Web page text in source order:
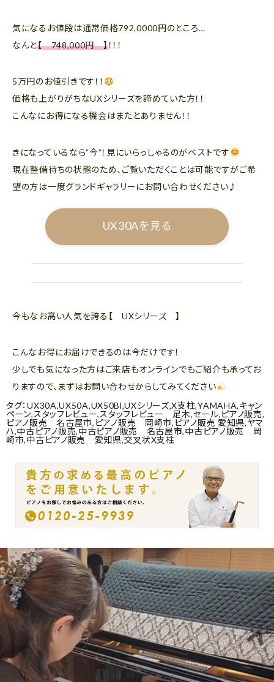
気になるお値段は通常価格792,0000円のところ…
なんと【 748,000円 】！！！
5万円のお値引きです！！
価格も上がりがちなUXシリーズを諦めていた方！！
こんなにお得になる機会はまたとありません！！
きになっているなら”今”！見にいらっしゃるのがベストです
現在整備待ちの状態のため、ご覧いただくことは可能ですがご希
望の方は一度グランドギャラリーにお問い合わせください♪
UX30Aを見る
今もなお高い人気を誇る【 UXシリーズ 】
こんなお得にお届けできるのは今だけです！
少しでも気になった方はご来店もオンラインでもご紹介も承ってお
りますので、まずはお問い合わせからしてみてください
タグ：UX30A,UX50A,UX50Bl,UXシリーズ,X支柱,YAMAHA,キャン
ペーン,スタッフレビュー,スタッフレビュー 足木,セール,ピアノ販売,
ピアノ販売 名古屋市, ピアノ販売 岡崎市, ピアノ販売 愛知県,ヤマ
ハ,中古ピアノ販売,中古ピアノ販売 名古屋市,中古ピアノ販売 岡
崎市,中古ピアノ販売 愛知県,交叉状X支柱